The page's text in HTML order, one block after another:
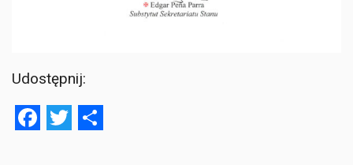
Udostępnij:
Facebook
Twitter